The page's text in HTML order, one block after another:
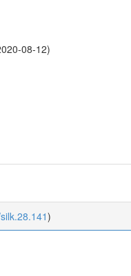
08-12)
)